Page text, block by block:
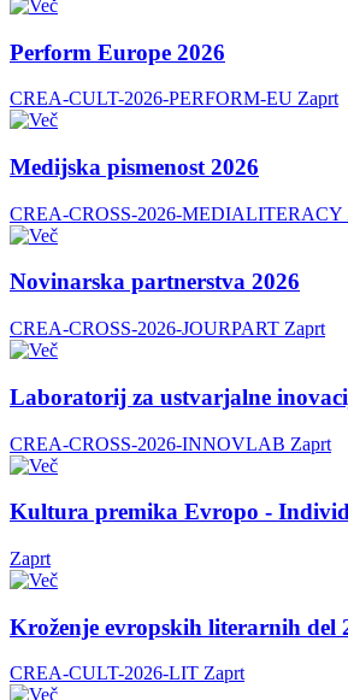
Perform Europe 2026
CREA-CULT-2026-PERFORM-EU Zaprt
Medijska pismenost 2026
CREA-CROSS-2026-MEDIALITERACY
Novinarska partnerstva 2026
CREA-CROSS-2026-JOURPART Zaprt
Laboratorij za ustvarjalne
CREA-CROSS-2026-INNOVLAB Zaprt
Kultura premika Evropo -
Zaprt
Kroženje evropskih literarnih del
CREA-CULT-2026-LIT Zaprt